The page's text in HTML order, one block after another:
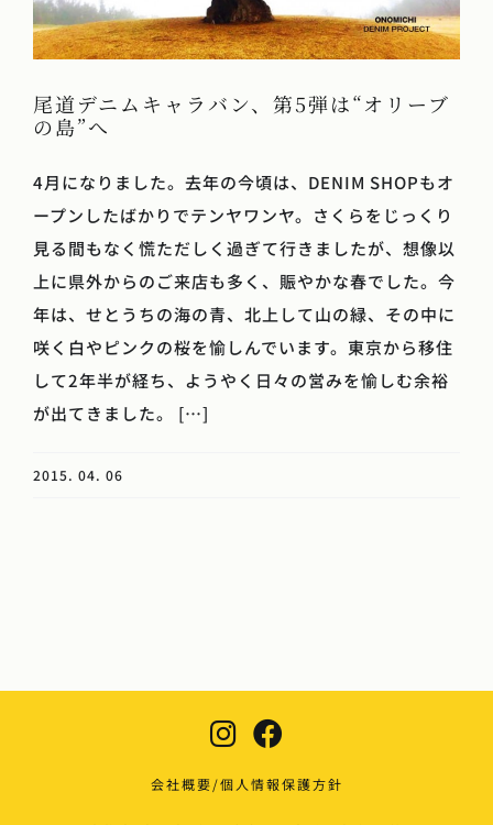
尾道デニムキャラバン、第5弾は“オリーブ
の島”へ
4月になりました。去年の今頃は、DENIM SHOPもオ
ープンしたばかりでテンヤワンヤ。さくらをじっくり
見る間もなく慌ただしく過ぎて行きましたが、想像以
上に県外からのご来店も多く、賑やかな春でした。今
年は、せとうちの海の青、北上して山の緑、その中に
咲く白やピンクの桜を愉しんでいます。東京から移住
して2年半が経ち、ようやく日々の営みを愉しむ余裕
が出てきました。 […]
2015. 04. 06
会社概要/個人情報保護方針